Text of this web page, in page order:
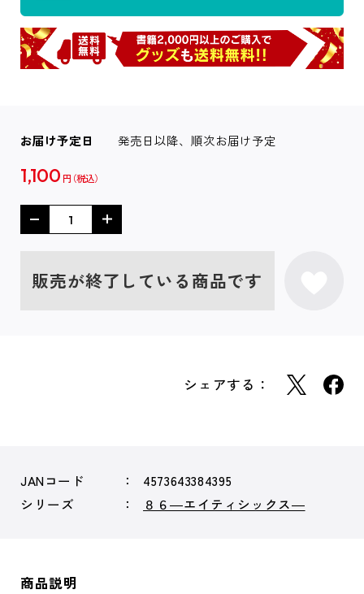
お届け予定日 発売日以降、順次お届け予定
1,100 円
販売が終了している商品です
シェアする：
JANコード
4573643384395
シリーズ
８６―エイティシックス―
商品説明